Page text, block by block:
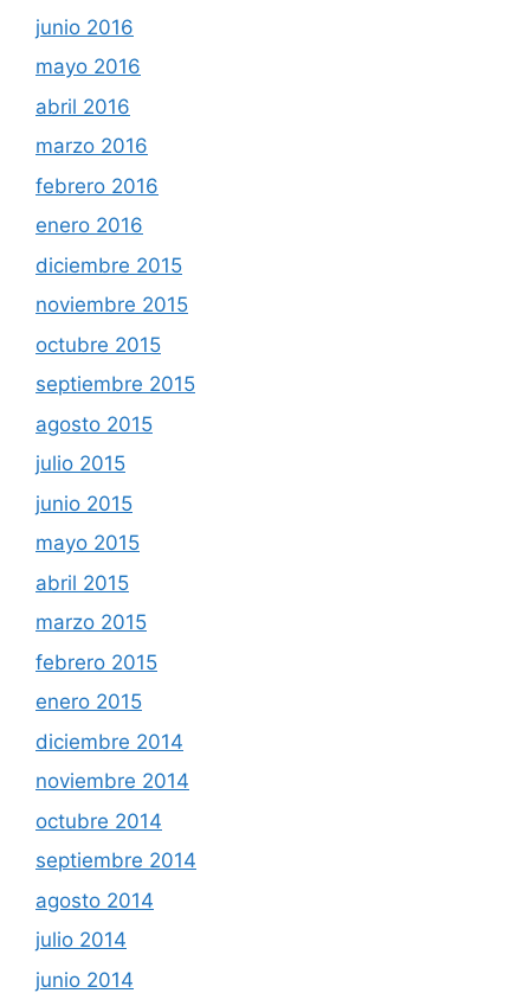
junio 2016
mayo 2016
abril 2016
marzo 2016
febrero 2016
enero 2016
diciembre 2015
noviembre 2015
octubre 2015
septiembre 2015
agosto 2015
julio 2015
junio 2015
mayo 2015
abril 2015
marzo 2015
febrero 2015
enero 2015
diciembre 2014
noviembre 2014
octubre 2014
septiembre 2014
agosto 2014
julio 2014
junio 2014